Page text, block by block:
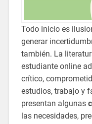
Todo inicio es
generar
también. La
estudiante online
crítico,
estudios, trabajo y
presentan algunas
las necesidades,